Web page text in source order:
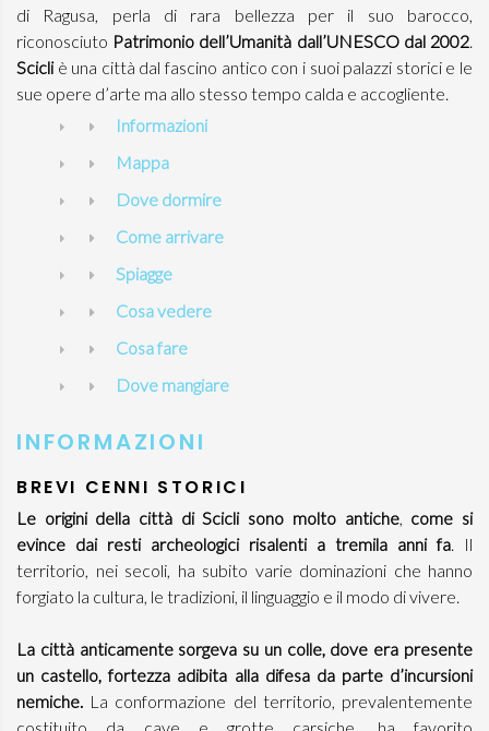
di Ragusa, perla di rara bellezza per il suo barocco,
riconosciuto Patrimonio dell’Umanità dall’UNESCO dal 2002.
Scicli è una città dal fascino antico con i suoi palazzi storici e le
sue opere d’arte ma allo stesso tempo calda e accogliente.
Informazioni
Mappa
Dove dormire
Come arrivare
Spiagge
Cosa vedere
Cosa fare
Dove mangiare
INFORMAZIONI
BREVI CENNI STORICI
Le origini della città di Scicli sono molto antiche, come si
evince dai resti archeologici risalenti a tremila anni fa. Il
territorio, nei secoli, ha subito varie dominazioni che hanno
forgiato la cultura, le tradizioni, il linguaggio e il modo di vivere.
La città anticamente sorgeva su un colle, dove era presente
un castello, fortezza adibita alla difesa da parte d’incursioni
nemiche. La conformazione del territorio, prevalentemente